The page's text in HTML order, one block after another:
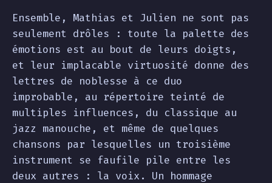
Ensemble, Mathias et Julien ne sont pas
seulement drôles : toute la palette des
émotions est au bout de leurs doigts,
et leur implacable virtuosité donne des
lettres de noblesse à ce duo
improbable, au répertoire teinté de
multiples influences, du classique au
jazz manouche, et même de quelques
chansons par lesquelles un troisième
instrument se faufile pile entre les
deux autres : la voix. Un hommage